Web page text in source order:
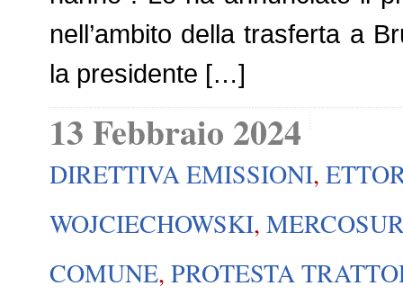
nell’ambito della trasferta a
la presidente […]
13 Febbraio 2024
DIRETTIVA EMISSIONI,
WOJCIECHOWSKI,
COMUNE, PROTESTA